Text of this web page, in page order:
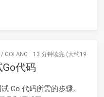
/ GOLANG 13 分钟读完 (大约1995个
代码
Go 代码所需的步骤。